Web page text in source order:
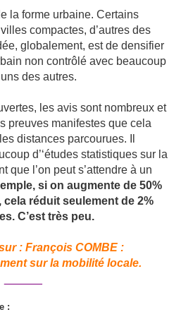
la forme urbaine. Certains
compactes, d’autres des
globalement, est de densifier
non contrôlé avec beaucoup
des autres.
les avis sont nombreux et
preuves manifestes que cela
distances parcourues. Il
d’‘études statistiques sur la
que l’on peut s’attendre à un
si on augmente de 50%
cela réduit seulement de 2%
C’est très peu.
: François COMBE :
sur la mobilité locale.
: